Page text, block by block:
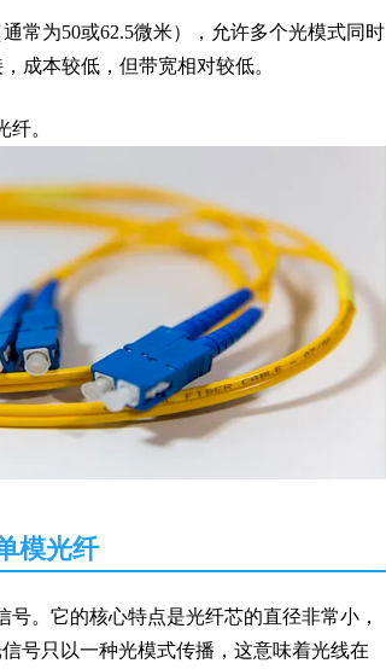
常为50或62.5微米），允许多个光模式同时
成本较低，但带宽相对较低。
。
模光纤
。它的核心特点是光纤芯的直径非常小，
号只以一种光模式传播，这意味着光线在